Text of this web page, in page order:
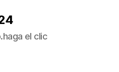
el clic